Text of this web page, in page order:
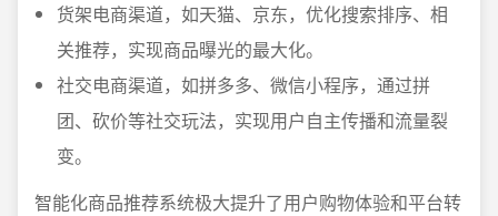
货架电商渠道，如天猫、京东，优化搜索排序、相
关推荐，实现商品曝光的最大化。
社交电商渠道，如拼多多、微信小程序，通过拼
团、砍价等社交玩法，实现用户自主传播和流量裂
变。
智能化商品推荐系统极大提升了用户购物体验和平台转